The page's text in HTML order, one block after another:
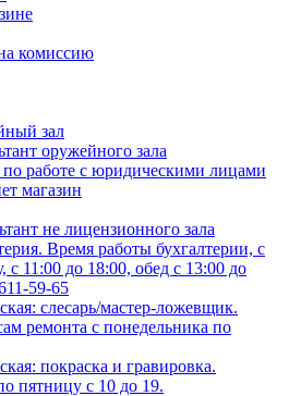
комиссию
зал
оружейного зала
работе с юридическими лицами
магазин
не лицензионного зала
Время работы бухгалтерии, с
с 11:00 до 18:00, обед с 13:00 до
59-65
слесарь/мастер-ложевщик.
ремонта с понедельника по
покраска и гравировка.
пятницу с 10 до 19.